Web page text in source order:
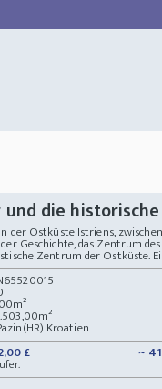
die
der Ostküste Istriens,
Geschichte, das Zentrum
Zentrum der Ostküste.
Kroatien
£ ~